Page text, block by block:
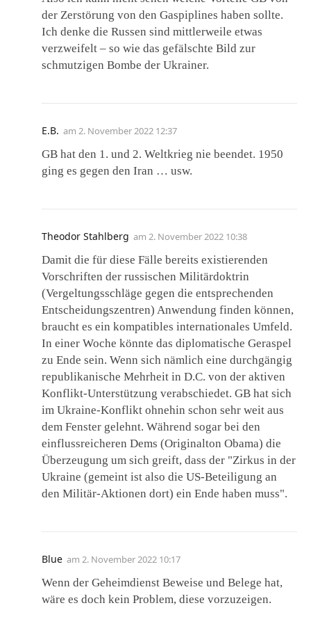
der Zerstörung von den Gaspiplines haben sollte.
Ich denke die Russen sind mittlerweile etwas
verzweifelt – so wie das gefälschte Bild zur
schmutzigen Bombe der Ukrainer.
E.B. am 2. November 2022 12:37
GB hat den 1. und 2. Weltkrieg nie beendet. 1950
ging es gegen den Iran … usw.
Theodor Stahlberg am 2. November 2022 10:38
Damit die für diese Fälle bereits existierenden
Vorschriften der russischen Militärdoktrin
(Vergeltungsschläge gegen die entsprechenden
Entscheidungszentren) Anwendung finden können,
braucht es ein kompatibles internationales Umfeld.
In einer Woche könnte das diplomatische Geraspel
zu Ende sein. Wenn sich nämlich eine durchgängig
republikanische Mehrheit in D.C. von der aktiven
Konflikt-Unterstützung verabschiedet. GB hat sich
im Ukraine-Konflikt ohnehin schon sehr weit aus
dem Fenster gelehnt. Während sogar bei den
einflussreicheren Dems (Originalton Obama) die
Überzeugung um sich greift, dass der "Zirkus in der
Ukraine (gemeint ist also die US-Beteiligung an
den Militär-Aktionen dort) ein Ende haben muss".
Blue am 2. November 2022 10:17
Wenn der Geheimdienst Beweise und Belege hat,
wäre es doch kein Problem, diese vorzuzeigen.